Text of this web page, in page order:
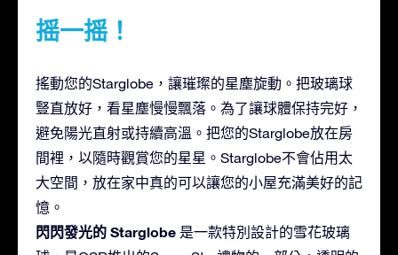
摇一摇！
搖動您的Starglobe，讓璀璨的星塵旋動。把玻璃球
豎直放好，看星塵慢慢飄落。為了讓球體保持完好，
避免陽光直射或持續高溫。把您的Starglobe放在房
間裡，以隨時觀賞您的星星。Starglobe不會佔用太
大空間，放在家中真的可以讓您的小屋充滿美好的記
憶。
閃閃發光的 Starglobe 是一款特別設計的雪花玻璃